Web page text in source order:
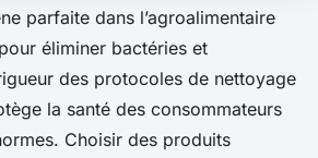
parfaite dans l’agroalimentaire
éliminer bactéries et
des protocoles de nettoyage
la santé des consommateurs
Choisir des produits